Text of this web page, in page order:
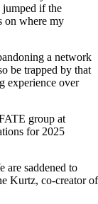
if the
on where my
a network
be trapped by that
experience over
group at
for 2025
are saddened to
Kurtz, co-creator of